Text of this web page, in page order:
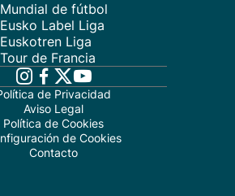
Mundial de fútbol
Eusko Label Liga
Euskotren Liga
Tour de Francia
de Privacidad
Aviso Legal
Política de Cookies
de Cookies
Contacto